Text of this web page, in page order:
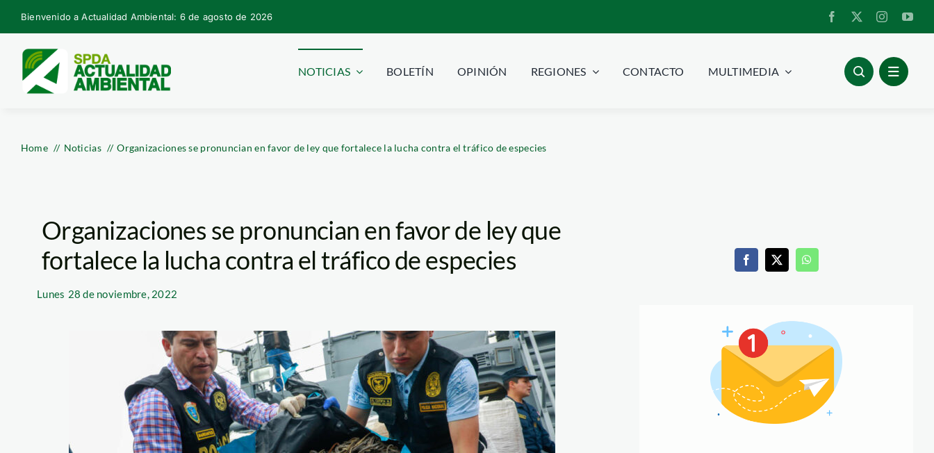
Skip
to
content
Bienvenido a Actualidad Ambiental: 6 de agosto de 2026
NOTICIAS BOLETÍN OPINIÓN REGIONES CONTACTO MULTIMEDIA
Home Noticias Organizaciones se pronuncian en favor de ley que fortalece la lucha contra el tráfico de especies
Organizaciones se pronuncian en favor de ley que
fortalece la lucha contra el tráfico de especies
Lunes 28 de noviembre, 2022